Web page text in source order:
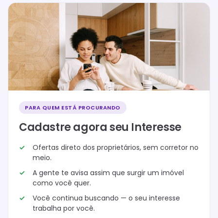
PARA QUEM ESTÁ PROCURANDO
Cadastre agora seu Interesse
Ofertas direto dos proprietários, sem corretor no
meio.
A gente te avisa assim que surgir um imóvel
como você quer.
Você continua buscando — o seu interesse
trabalha por você.